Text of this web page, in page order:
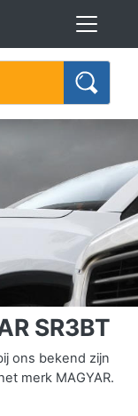
SR3BT
ons bekend zijn
merk MAGYAR.